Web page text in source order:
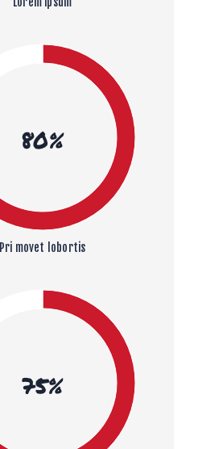
80%
Pri movet lobortis
75%